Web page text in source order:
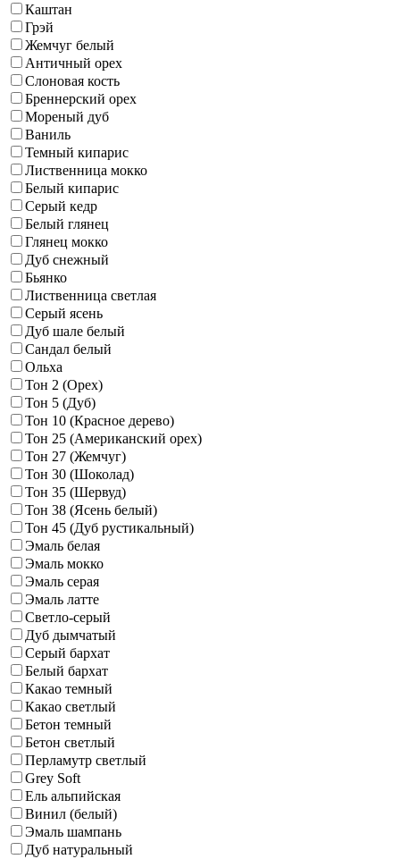
Каштан
Грэй
Жемчуг белый
Античный орех
Слоновая кость
Бреннерский орех
Мореный дуб
Ваниль
Темный кипарис
Лиственница мокко
Белый кипарис
Серый кедр
Белый глянец
Глянец мокко
Дуб снежный
Бьянко
Лиственница светлая
Серый ясень
Дуб шале белый
Сандал белый
Ольха
Тон 2 (Орех)
Тон 5 (Дуб)
Тон 10 (Красное дерево)
Тон 25 (Американский орех)
Тон 27 (Жемчуг)
Тон 30 (Шоколад)
Тон 35 (Шервуд)
Тон 38 (Ясень белый)
Тон 45 (Дуб рустикальный)
Эмаль белая
Эмаль мокко
Эмаль серая
Эмаль латте
Светло-серый
Дуб дымчатый
Серый бархат
Белый бархат
Какао темный
Какао светлый
Бетон темный
Бетон светлый
Перламутр светлый
Grey Soft
Ель альпийская
Винил (белый)
Эмаль шампань
Дуб натуральный